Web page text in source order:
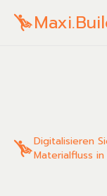
Digitalisieren
Materialfluss